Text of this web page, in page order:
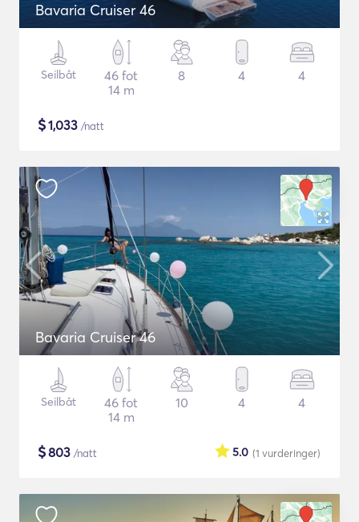
Bavaria Cruiser 46
Seilbåt
46 fot
14 m
8 4 4
$1,033 /natt
Bavaria Cruiser 46
Seilbåt
46 fot
14 m
10 4 4
$803 /natt (1 vurderinger)
5.0